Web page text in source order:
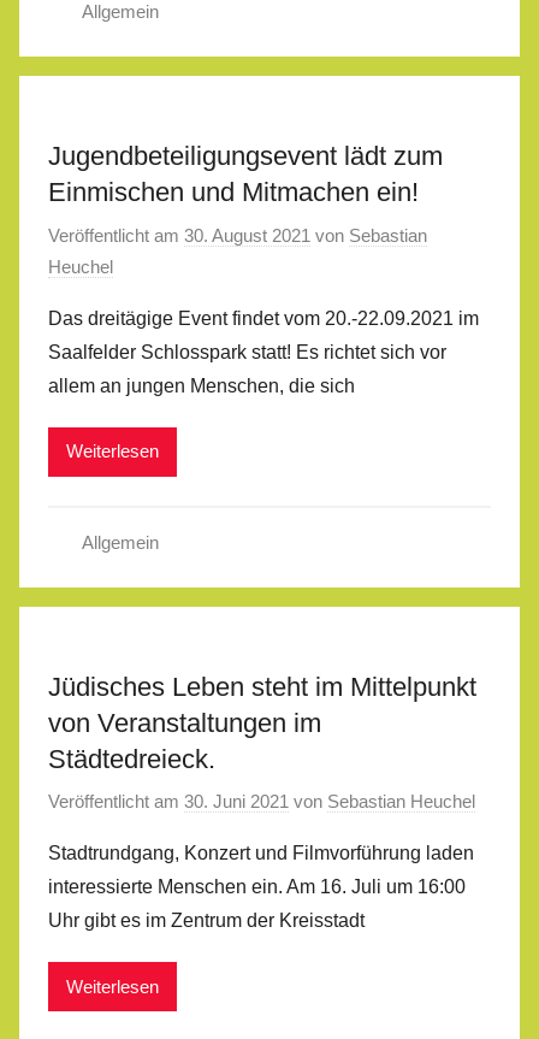
Allgemein
Jugendbeteiligungsevent lädt zum
Einmischen und Mitmachen ein!
Veröffentlicht am 30. August 2021 von Sebastian
Heuchel
Das dreitägige Event findet vom 20.-22.09.2021 im
Saalfelder Schlosspark statt! Es richtet sich vor
allem an jungen Menschen, die sich
Weiterlesen
Allgemein
Jüdisches Leben steht im Mittelpunkt
von Veranstaltungen im
Städtedreieck.
Veröffentlicht am 30. Juni 2021 von Sebastian Heuchel
Stadtrundgang, Konzert und Filmvorführung laden
interessierte Menschen ein. Am 16. Juli um 16:00
Uhr gibt es im Zentrum der Kreisstadt
Weiterlesen